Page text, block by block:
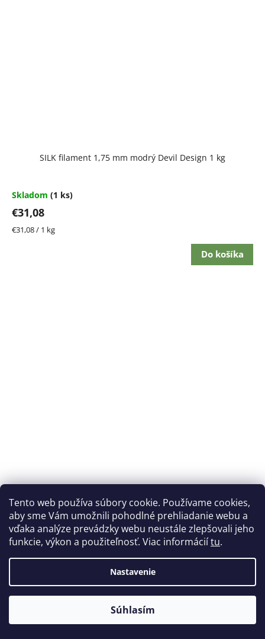
Tento web používa súbory cookie. Používame cookies,
aby sme Vám umožnili pohodlné prehliadanie webu a
vďaka analýze prevádzky webu neustále zlepšovali jeho
funkcie, výkon a použiteľnosť. Viac informáciítu.
Nastavenie
Súhlasím
SILK filament 1,75 mm modrý Devil Design 1 kg
Skladom (1 ks)
€31,08
Jednotková
€31,08 / 1 kg
Do košíka
SILK filament 1,75 mm Rusty Devil Design 1 kg
Skladom(2 ks)
Do košíka